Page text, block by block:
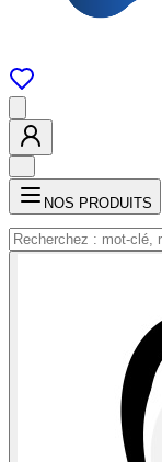
NOS PRODUITS